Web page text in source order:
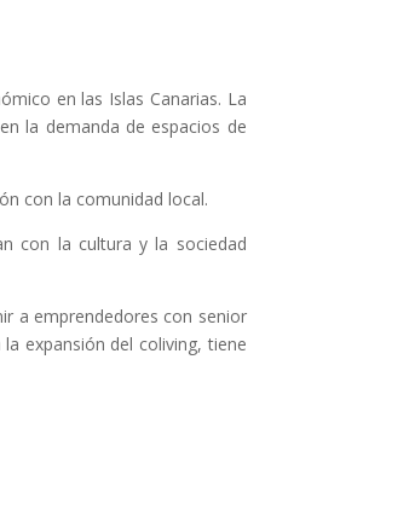
en las Islas Canarias. La
la demanda de espacios de
con la comunidad local.
con la cultura y la sociedad
a emprendedores con senior
expansión del coliving, tiene